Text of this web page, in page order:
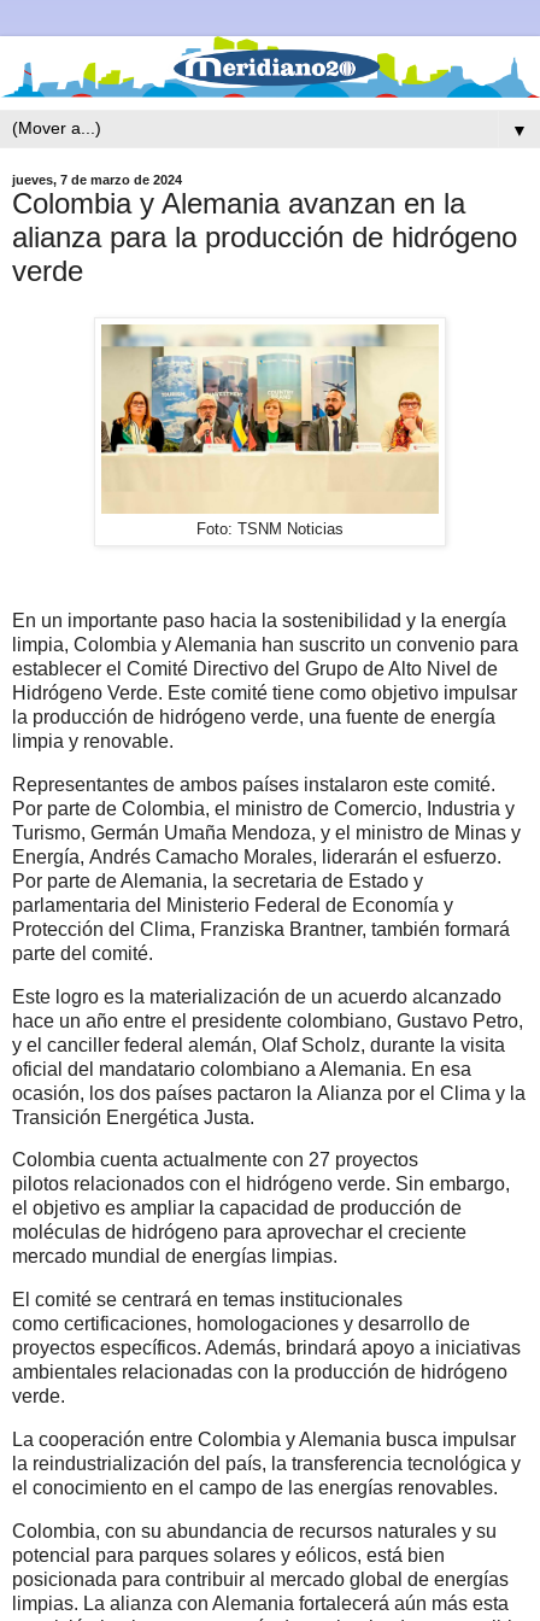
▼
jueves, 7 de marzo de 2024
Colombia y Alemania avanzan en la
alianza para la producción de hidrógeno
verde
Foto: TSNM Noticias
En un importante paso hacia la sostenibilidad y la energía
limpia, Colombia y Alemania han suscrito un convenio para
establecer el Comité Directivo del Grupo de Alto Nivel de
Hidrógeno Verde. Este comité tiene como objetivo impulsar
la producción de hidrógeno verde, una fuente de energía
limpia y renovable.
Representantes de ambos países instalaron este comité.
Por parte de Colombia, el ministro de Comercio, Industria y
Turismo, Germán Umaña Mendoza, y el ministro de Minas y
Energía, Andrés Camacho Morales, liderarán el esfuerzo.
Por parte de Alemania, la secretaria de Estado y
parlamentaria del Ministerio Federal de Economía y
Protección del Clima, Franziska Brantner, también formará
parte del comité.
Este logro es la materialización de un acuerdo alcanzado
hace un año entre el presidente colombiano, Gustavo Petro,
y el canciller federal alemán, Olaf Scholz, durante la visita
oficial del mandatario colombiano a Alemania. En esa
ocasión, los dos países pactaron la Alianza por el Clima y la
Transición Energética Justa.
Colombia cuenta actualmente con 27 proyectos
pilotos relacionados con el hidrógeno verde. Sin embargo,
el objetivo es ampliar la capacidad de producción de
moléculas de hidrógeno para aprovechar el creciente
mercado mundial de energías limpias.
El comité se centrará en temas institucionales
como certificaciones, homologaciones y desarrollo de
proyectos específicos. Además, brindará apoyo a iniciativas
ambientales relacionadas con la producción de hidrógeno
verde.
La cooperación entre Colombia y Alemania busca impulsar
la reindustrialización del país, la transferencia tecnológica y
el conocimiento en el campo de las energías renovables.
Colombia, con su abundancia de recursos naturales y su
potencial para parques solares y eólicos, está bien
posicionada para contribuir al mercado global de energías
limpias. La alianza con Alemania fortalecerá aún más esta